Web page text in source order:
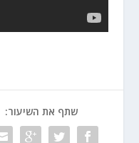
שתף את השיעור: